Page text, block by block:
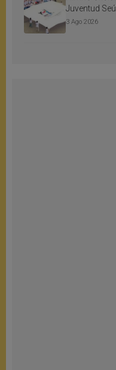
Juventud
3 Ago 2026